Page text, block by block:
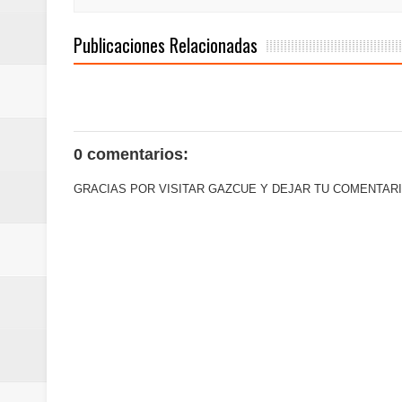
Banreservas recibe
Publicaciones Relacionadas
0 comentarios:
GRACIAS POR VISITAR GAZCUE Y DEJAR TU